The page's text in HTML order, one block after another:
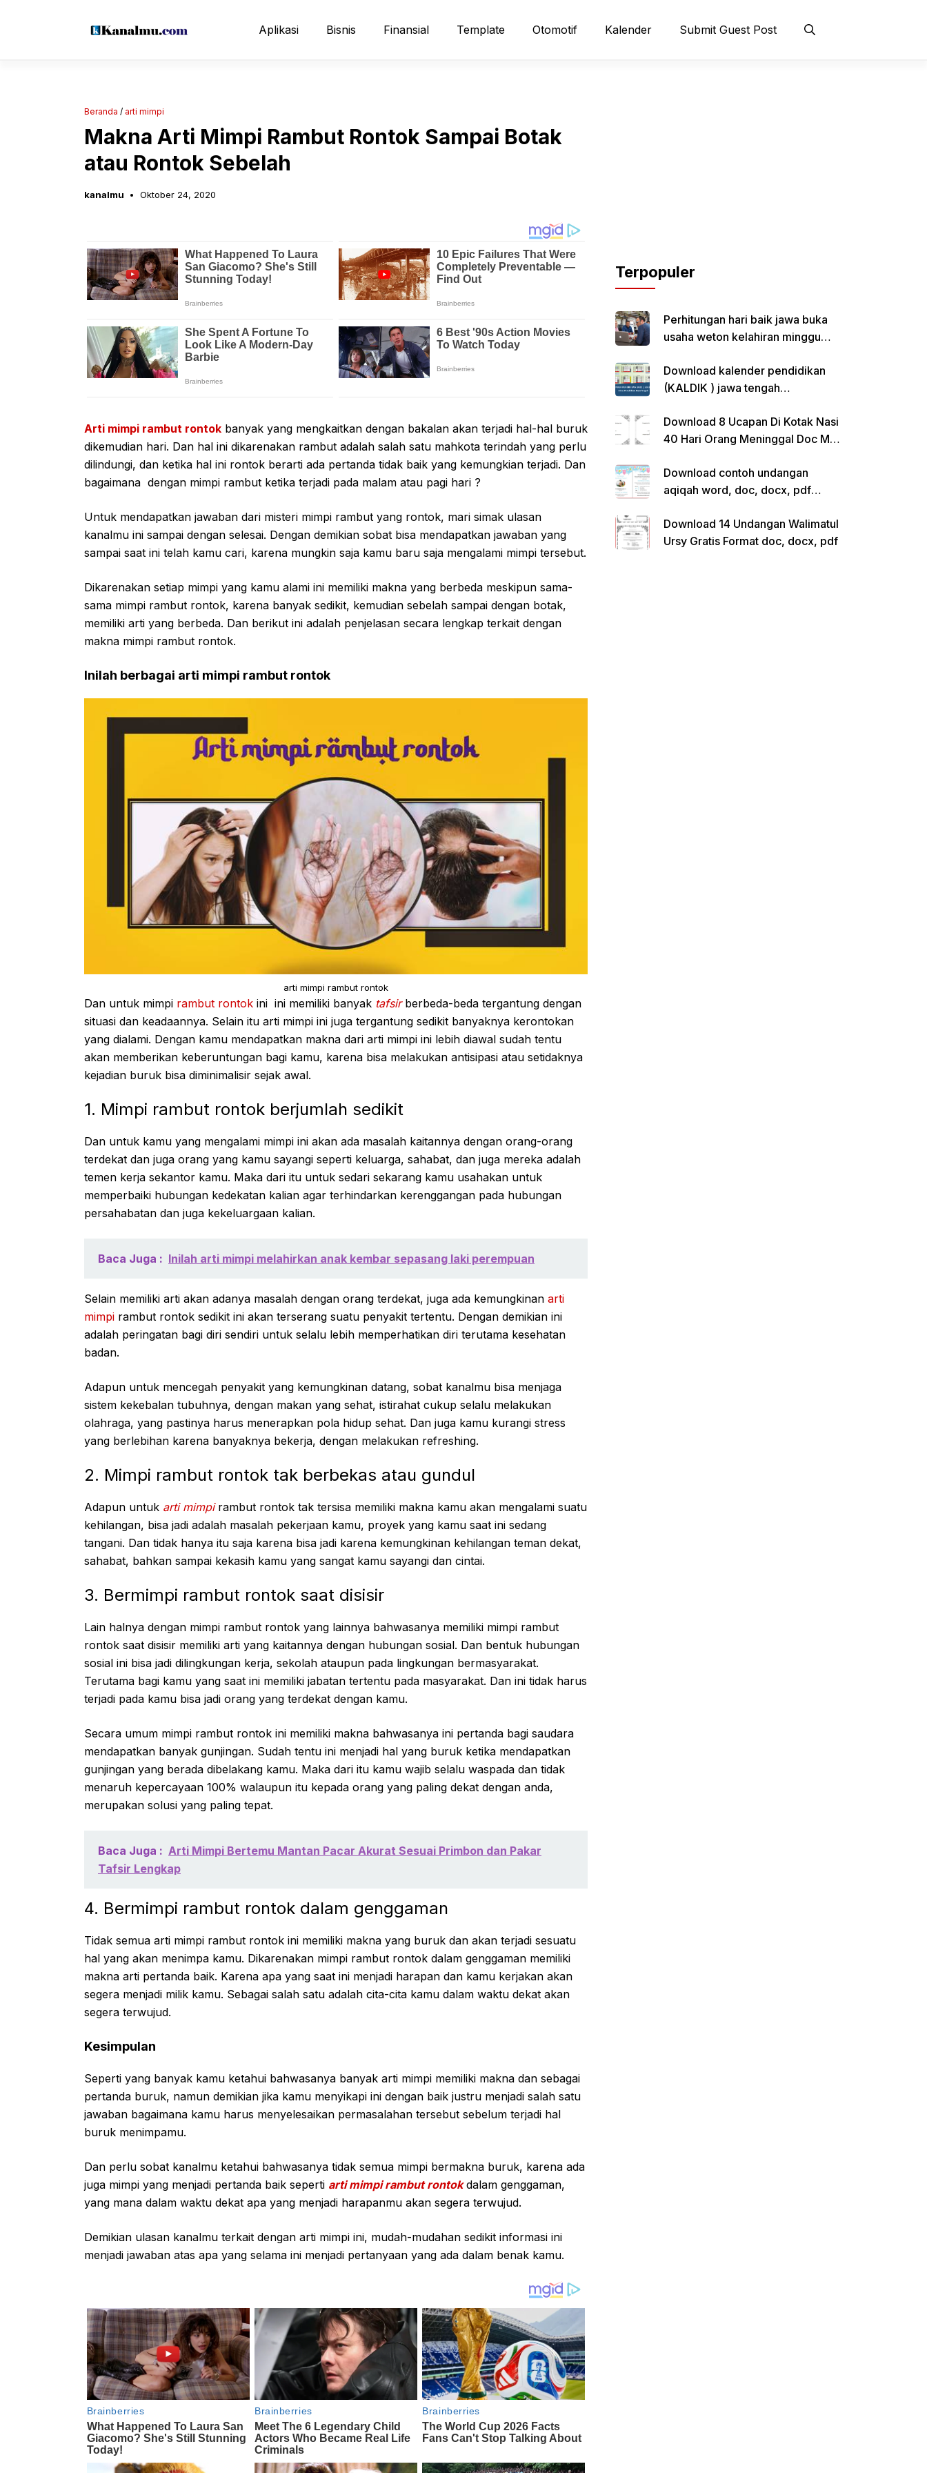
Aplikasi Bisnis Finansial Template Otomotif Kalender Submit Guest Post
Beranda / arti mimpi
Makna Arti Mimpi Rambut Rontok Sampai Botak
atau Rontok Sebelah
kanalmu Oktober 24, 2020
Arti mimpi rambut rontok banyak yang mengkaitkan dengan bakalan akan terjadi hal-hal buruk
dikemudian hari. Dan hal ini dikarenakan rambut adalah salah satu mahkota terindah yang perlu
dilindungi, dan ketika hal ini rontok berarti ada pertanda tidak baik yang kemungkian terjadi. Dan
bagaimana dengan mimpi rambut ketika terjadi pada malam atau pagi hari ?
Untuk mendapatkan jawaban dari misteri mimpi rambut yang rontok, mari simak ulasan
kanalmu ini sampai dengan selesai. Dengan demikian sobat bisa mendapatkan jawaban yang
sampai saat ini telah kamu cari, karena mungkin saja kamu baru saja mengalami mimpi tersebut.
Dikarenakan setiap mimpi yang kamu alami ini memiliki makna yang berbeda meskipun sama-
sama mimpi rambut rontok, karena banyak sedikit, kemudian sebelah sampai dengan botak,
memiliki arti yang berbeda. Dan berikut ini adalah penjelasan secara lengkap terkait dengan
makna mimpi rambut rontok.
Inilah berbagai arti mimpi rambut rontok
arti mimpi rambut rontok
Dan untuk mimpi rambut rontok ini ini memiliki banyak tafsir berbeda-beda tergantung dengan
situasi dan keadaannya. Selain itu arti mimpi ini juga tergantung sedikit banyaknya kerontokan
yang dialami. Dengan kamu mendapatkan makna dari arti mimpi ini lebih diawal sudah tentu
akan memberikan keberuntungan bagi kamu, karena bisa melakukan antisipasi atau setidaknya
kejadian buruk bisa diminimalisir sejak awal.
1. Mimpi rambut rontok berjumlah sedikit
Dan untuk kamu yang mengalami mimpi ini akan ada masalah kaitannya dengan orang-orang
terdekat dan juga orang yang kamu sayangi seperti keluarga, sahabat, dan juga mereka adalah
temen kerja sekantor kamu. Maka dari itu untuk sedari sekarang kamu usahakan untuk
memperbaiki hubungan kedekatan kalian agar terhindarkan kerenggangan pada hubungan
persahabatan dan juga kekeluargaan kalian.
Baca Juga : Inilah arti mimpi melahirkan anak kembar sepasang laki perempuan
Selain memiliki arti akan adanya masalah dengan orang terdekat, juga ada kemungkinan arti
mimpi rambut rontok sedikit ini akan terserang suatu penyakit tertentu. Dengan demikian ini
adalah peringatan bagi diri sendiri untuk selalu lebih memperhatikan diri terutama kesehatan
badan.
Adapun untuk mencegah penyakit yang kemungkinan datang, sobat kanalmu bisa menjaga
sistem kekebalan tubuhnya, dengan makan yang sehat, istirahat cukup selalu melakukan
olahraga, yang pastinya harus menerapkan pola hidup sehat. Dan juga kamu kurangi stress
yang berlebihan karena banyaknya bekerja, dengan melakukan refreshing.
2. Mimpi rambut rontok tak berbekas atau gundul
Adapun untuk arti mimpirambut rontok tak tersisa memiliki makna kamu akan mengalami suatu
kehilangan, bisa jadi adalah masalah pekerjaan kamu, proyek yang kamu saat ini sedang
tangani. Dan tidak hanya itu saja karena bisa jadi karena kemungkinan kehilangan teman dekat,
sahabat, bahkan sampai kekasih kamu yang sangat kamu sayangi dan cintai.
3. Bermimpi rambut rontok saat disisir
Lain halnya dengan mimpi rambut rontok yang lainnya bahwasanya memiliki mimpi rambut
rontok saat disisir memiliki arti yang kaitannya dengan hubungan sosial. Dan bentuk hubungan
sosial ini bisa jadi dilingkungan kerja, sekolah ataupun pada lingkungan bermasyarakat.
Terutama bagi kamu yang saat ini memiliki jabatan tertentu pada masyarakat. Dan ini tidak harus
terjadi pada kamu bisa jadi orang yang terdekat dengan kamu.
Secara umum mimpi rambut rontok ini memiliki makna bahwasanya ini pertanda bagi saudara
mendapatkan banyak gunjingan. Sudah tentu ini menjadi hal yang buruk ketika mendapatkan
gunjingan yang berada dibelakang kamu. Maka dari itu kamu wajib selalu waspada dan tidak
menaruh kepercayaan 100% walaupun itu kepada orang yang paling dekat dengan anda,
merupakan solusi yang paling tepat.
Baca Juga : Arti Mimpi Bertemu Mantan Pacar Akurat Sesuai Primbon dan Pakar
Tafsir Lengkap
4. Bermimpi rambut rontok dalam genggaman
Tidak semua arti mimpi rambut rontok ini memiliki makna yang buruk dan akan terjadi sesuatu
hal yang akan menimpa kamu. Dikarenakan mimpi rambut rontok dalam genggaman memiliki
makna arti pertanda baik. Karena apa yang saat ini menjadi harapan dan kamu kerjakan akan
segera menjadi milik kamu. Sebagai salah satu adalah cita-cita kamu dalam waktu dekat akan
segera terwujud.
Kesimpulan
Seperti yang banyak kamu ketahui bahwasanya banyak arti mimpi memiliki makna dan sebagai
pertanda buruk, namun demikian jika kamu menyikapi ini dengan baik justru menjadi salah satu
jawaban bagaimana kamu harus menyelesaikan permasalahan tersebut sebelum terjadi hal
buruk menimpamu.
Dan perlu sobat kanalmu ketahui bahwasanya tidak semua mimpi bermakna buruk, karena ada
juga mimpi yang menjadi pertanda baik seperti arti mimpi rambut rontokdalam genggaman,
yang mana dalam waktu dekat apa yang menjadi harapanmu akan segera terwujud.
Demikian ulasan kanalmu terkait dengan arti mimpi ini, mudah-mudahan sedikit informasi ini
menjadi jawaban atas apa yang selama ini menjadi pertanyaan yang ada dalam benak kamu.
Terpopuler
Perhitungan hari baik jawa buka
usaha weton kelahiran minggu
Download kalender pendidikan
(KALDIK ) jawa tengah
Download 8 Ucapan Di Kotak Nasi
40 Hari Orang Meninggal Doc Ms.
Download contoh undangan
aqiqah word, doc, docx, pdf
Download 14 Undangan Walimatul
Ursy Gratis Format doc, docx, pdf